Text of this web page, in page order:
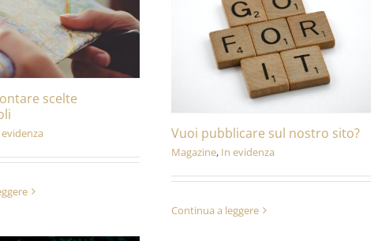
scelte
Vuoi pubblicare sul nostro sito?
Magazine, In evidenza
Continua a leggere